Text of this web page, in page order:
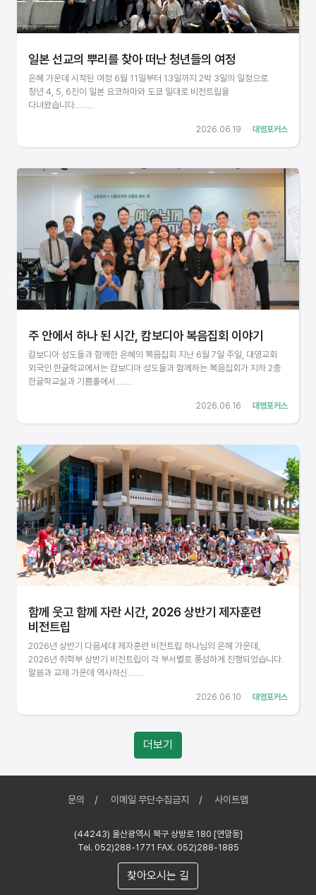
대영포커스
2026.06.19
일본 선교의 뿌리를 찾아 떠난 청년들의 여정
은혜 가운데 시작된 여정 6월 11일부터 13일까지 2박 3일의 일정으로
청년 4, 5, 6진이 일본 요코하마와 도쿄 일대로 비전트립을
다녀왔습니다.........
대영포커스
2026.06.16
주 안에서 하나 된 시간, 캄보디아 복음집회 이야기
캄보디아 성도들과 함께한 은혜의 복음집회 지난 6월 7일 주일, 대영교회
외국인 한글학교에서는 캄보디아 성도들과 함께하는 복음집회가 지하 2층
한글학교실과 기쁨홀에서........
대영포커스
2026.06.10
함께 웃고 함께 자란 시간, 2026 상반기 제자훈련
비전트립
2026년 상반기 다음세대 제자훈련 비전트립 하나님의 은혜 가운데,
2026년 취학부 상반기 비전트립이 각 부서별로 풍성하게 진행되었습니다.
말씀과 교제 가운데 역사하신........
더보기
문의 이메일 무단수집금지 사이트맵
(44243) 울산광역시 북구 상방로 180 [연암동]
Tel. 052)288-1771 FAX. 052)288-1885
찾아오시는 길